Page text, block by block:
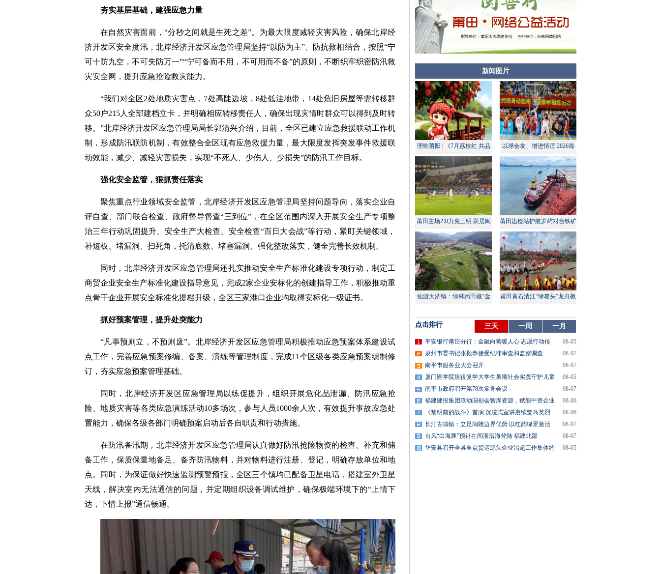
夯实基层基础，建强应急力量
在自然灾害面前，“分秒之间就是生死之差”。为最大限度减轻灾害风险，确保北岸经
济开发区安全度汛，北岸经济开发区应急管理局坚持“以防为主”、防抗救相结合，按照“宁
可十防九空，不可失防万一”“宁可备而不用，不可用而不备”的原则，不断织牢织密防汛救
灾安全网，提升应急抢险救灾能力。
“我们对全区2处地质灾害点，7处高陡边坡，8处低洼地带，14处危旧房屋等需转移群
众50户215人全部建档立卡，并明确相应转移责任人，确保出现灾情时群众可以得到及时转
移。”北岸经济开发区应急管理局局长郭清兴介绍，目前，全区已建立应急救援联动工作机
制，形成防汛联防机制，有效整合全区现有应急救援力量，最大限度发挥突发事件救援联
动效能，减少、减轻灾害损失，实现“不死人、少伤人、少损失”的防汛工作目标。
强化安全监管，狠抓责任落实
聚焦重点行业领域安全监管，北岸经济开发区应急管理局坚持问题导向，落实企业自
评自查、部门联合检查、政府督导督查“三到位”，在全区范围内深入开展安全生产专项整
治三年行动巩固提升、安全生产大检查、安全检查“百日大会战”等行动，紧盯关键领域，
补短板、堵漏洞、扫死角，托清底数、堵塞漏洞、强化整改落实，健全完善长效机制。
同时，北岸经济开发区应急管理局还扎实推动安全生产标准化建设专项行动，制定工
商贸企业安全生产标准化建设指导意见，完成2家企业安标化的创建指导工作，积极推动重
点骨干企业开展安全标准化提档升级，全区三家港口企业均取得安标化一级证书。
抓好预案管理，提升处突能力
“凡事预则立，不预则废”。北岸经济开发区应急管理局积极推动应急预案体系建设试
点工作，完善应急预案修编、备案、演练等管理制度，完成11个区级各类应急预案编制修
订，夯实应急预案管理基础。
同时，北岸经济开发区应急管理局以练促提升，组织开展危化品泄漏、防汛应急抢
险、地质灾害等各类应急演练活动10多场次，参与人员1000余人次，有效提升事故应急处
置能力，确保各级各部门明确预案启动后各自职责和行动措施。
在防汛备汛期，北岸经济开发区应急管理局认真做好防汛抢险物资的检查、补充和储
备工作，保质保量地备足、备齐防汛物料，并对物料进行注册、登记，明确存放单位和地
点。同时，为保证做好快速监测预警预报，全区三个镇均已配备卫星电话，搭建室外卫星
天线，解决室内无法通信的问题，并定期组织设备调试维护，确保极端环境下的“上情下
达，下情上报”通信畅通。
新闻图片
理响莆阳 | 《7月荔枝红 共品
莆田甜》
以球会友、增进情谊 2026海
峡两岸大学生篮球赛在莆田开
幕
莆田主场2∶0力克三明 跃居闽
超积分榜第四
莆田边检站护航罗屿对台铁矿
中转量同比增长超60%
仙游大济镇：绿林药田藏“金
莆田黄石清江“绿鳌头”龙舟教
点击排行 三天 一周 一月
平安银行莆田分行：金融向善暖人心 志愿行动传
08-05
泉州市委书记张毅恭接受纪律审查和监察调查
08-07
南平市服务业大会召开
08-07
厦门医学院退役复学大学生暑期社会实践守护儿童
08-05
南平市政府召开第78次常务会议
08-07
福建建投集团联动国创会智库资源，赋能中资企业
08-06
《黎明前的战斗》首演 沉浸式宣讲赓续鹭岛英烈
08-06
长汀古城镇：立足闽赣边界优势 以红韵绿景激活
08-07
台风“白海豚”预计在闽浙沿海登陆 福建北部
08-07
华安县召开全县重点货运源头企业治超工作集体约
08-05